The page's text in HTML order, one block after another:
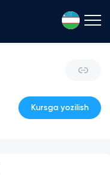
Kursga yozilish